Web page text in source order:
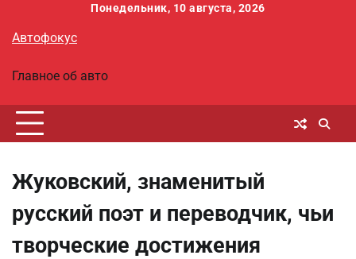
содержимому
Понедельник, 10 августа, 2026
Автофокус
Главное об авто
Жуковский, знаменитый
русский поэт и переводчик, чьи
творческие достижения